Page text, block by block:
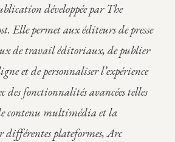
développée par The
Elle permet aux éditeurs de presse
de travail éditoriaux, de publier
et de personnaliser l’expérience
fonctionnalités avancées telles
contenu multimédia et la
plateformes, Arc